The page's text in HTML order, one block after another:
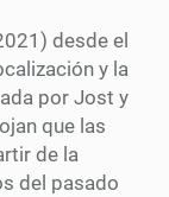
desde el
y la
por Jost y
que las
de la
del pasado